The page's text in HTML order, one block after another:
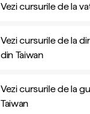
Vezi cursurile de la
Vezi cursurile de la
din Taiwan
Vezi cursurile de la
Taiwan